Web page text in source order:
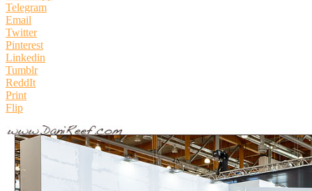
Telegram
Email
Twitter
Pinterest
Linkedin
Tumblr
ReddIt
Print
Flip